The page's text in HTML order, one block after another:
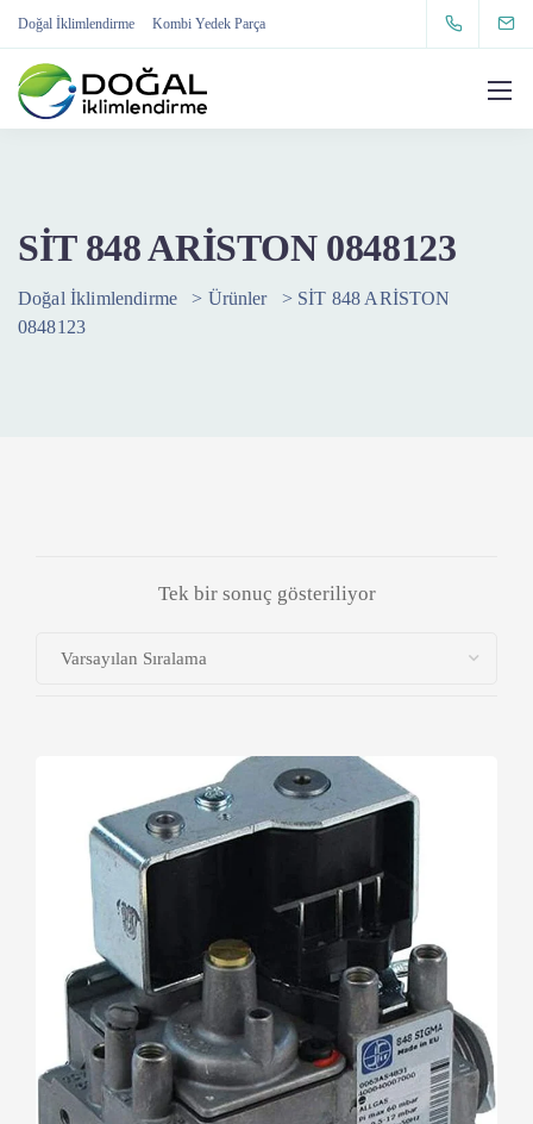
Doğal İklimlendirme Kombi Yedek Parça
SİT 848 ARİSTON 0848123
Doğal İklimlendirme > Ürünler > SİT 848 ARİSTON
0848123
Tek bir sonuç gösteriliyor